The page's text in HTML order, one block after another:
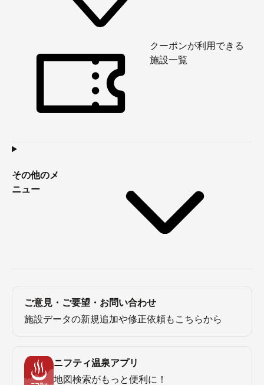
クーポンが利用できる
施設一覧
その他のメ
ニュー
ご意見・ご要望・お問い合わせ
施設データの新規追加や修正依頼もこちらから
ニフティ温泉アプリ
地図検索がもっと便利に！